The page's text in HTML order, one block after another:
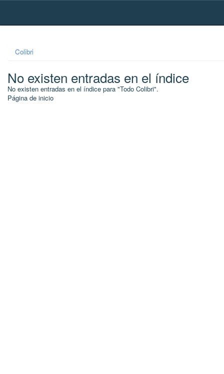
Skip
Colibri
No existen entradas en el índice
No existen entradas en el índice para "Todo Colibri".
Página de inicio